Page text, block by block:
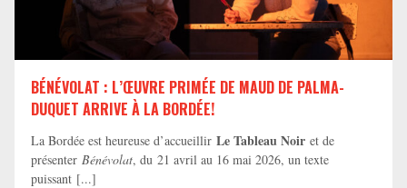
BÉNÉVOLAT : L’ŒUVRE PRIMÉE DE MAUD DE PALMA-
DUQUET ARRIVE À LA BORDÉE!
La Bordée est heureuse d’accueillir Le Tableau Noir et de
présenter Bénévolat, du 21 avril au 16 mai 2026, un texte
puissant [...]